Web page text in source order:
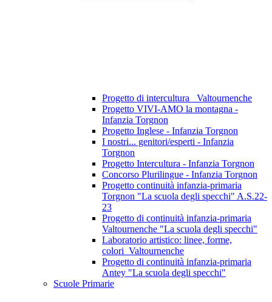
Progetto di intercultura_ Valtournenche
Progetto VIVI-AMO la montagna -
Infanzia Torgnon
Progetto Inglese - Infanzia Torgnon
I nostri... genitori/esperti - Infanzia
Torgnon
Progetto Intercultura - Infanzia Torgnon
Concorso Plurilingue - Infanzia Torgnon
Progetto continuità infanzia-primaria
Torgnon "La scuola degli specchi" A.S.22-
23
Progetto di continuità infanzia-primaria
Valtournenche "La scuola degli specchi"
Laboratorio artistico: linee, forme,
colori_Valtournenche
Progetto di continuità infanzia-primaria
Antey "La scuola degli specchi"
Scuole Primarie